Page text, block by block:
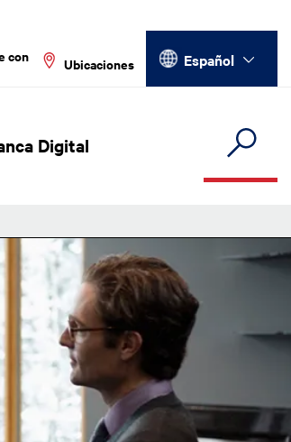
con
Ubicaciones
Select your language
Español
Digital